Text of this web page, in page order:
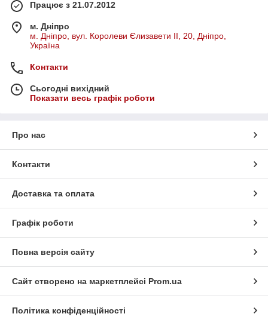
Працює з 21.07.2012
м. Дніпро
м. Дніпро, вул. Королеви Єлизавети ІІ, 20, Дніпро,
Україна
Контакти
Сьогодні вихідний
Показати весь графік роботи
Про нас
Контакти
Доставка та оплата
Графік роботи
Повна версія сайту
Сайт створено на маркетплейсі Prom.ua
Політика конфіденційності